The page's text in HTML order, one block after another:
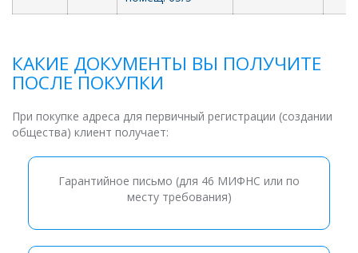
КАКИЕ ДОКУМЕНТЫ ВЫ ПОЛУЧИТЕ
ПОСЛЕ ПОКУПКИ
При покупке адреса для первичный регистрации (создании
общества) клиент получает:
Гарантийное письмо (для 46 МИФНС или по
месту требования)